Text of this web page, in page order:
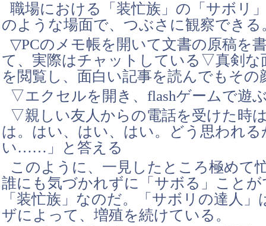
職場における「装忙族」の「サボリ
のような場面で、つぶさに観察できる
▽PCのメモ帳を開いて文書の原稿を
て、実際はチャットしている▽真剣な
を閲覧し、面白い記事を読んでもその
▽エクセルを開き、flashゲームで遊
▽親しい友人からの電話を受けた時
は。はい、はい、はい。どう思われ
い……」と答える
このように、一見したところ極めて
誰にも気づかれずに「サボる」こと
「装忙族」なのだ。「サボリの達人
ザによって、増殖を続けている。